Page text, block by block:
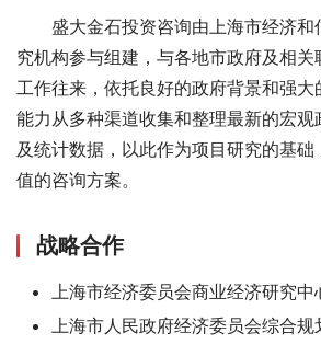
盛大金石投资咨询由上海市经济和
究机构参与组建，与各地市政府及相
工作往来，依托良好的政府背景和强
能力从多种渠道收集和整理最新的宏
及统计数据，以此作为项目研究的基
值的咨询方案。
战略合作
上海市经济委员会商业经济研究中
上海市人民政府经济委员会综合规